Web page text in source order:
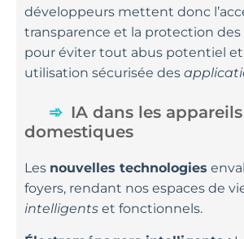
développeurs mettent donc
transparence et la protection
pour éviter tout abus potentiel
utilisation sécurisée des
IA dans les appareils
domestiques
Les nouvelles technologies
foyers, rendant nos espaces de
intelligents et fonctionnels.